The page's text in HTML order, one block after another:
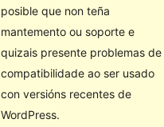
posible que non teña
mantemento ou soporte e
quizais presente problemas de
compatibilidade ao ser usado
con versións recentes de
WordPress.